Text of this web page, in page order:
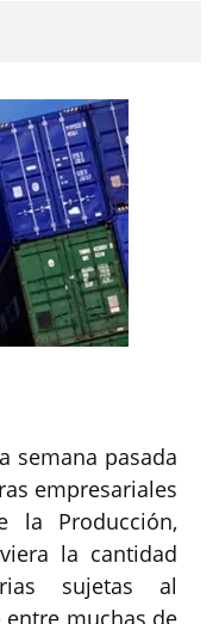
semana pasada
empresariales
la Producción,
la cantidad
sujetas al
entre muchas de